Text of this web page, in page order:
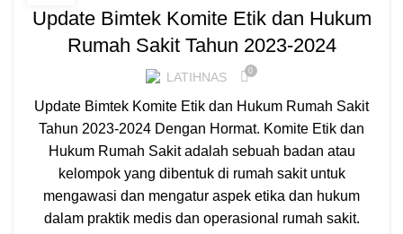
Update Bimtek Komite Etik dan Hukum
Rumah Sakit Tahun 2023-2024
LATIHNAS 0
Update Bimtek Komite Etik dan Hukum Rumah Sakit
Tahun 2023-2024 Dengan Hormat. Komite Etik dan
Hukum Rumah Sakit adalah sebuah badan atau
kelompok yang dibentuk di rumah sakit untuk
mengawasi dan mengatur aspek etika dan hukum
dalam praktik medis dan operasional rumah sakit.